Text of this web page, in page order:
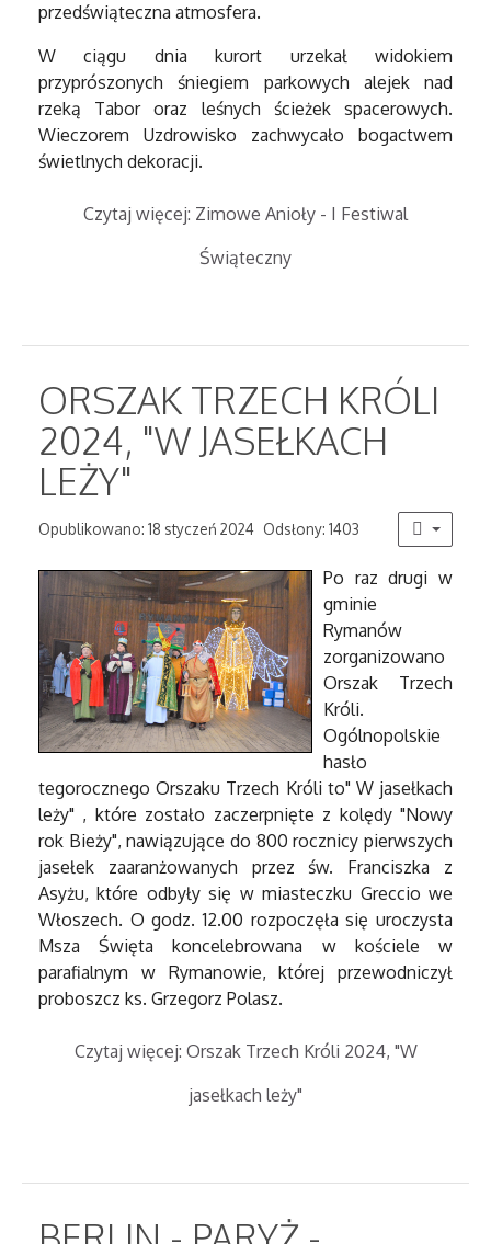
przedświąteczna atmosfera.
W ciągu dnia kurort urzekał widokiem
przyprószonych śniegiem parkowych alejek nad
rzeką Tabor oraz leśnych ścieżek spacerowych.
Wieczorem Uzdrowisko zachwycało bogactwem
świetlnych dekoracji.
Czytaj więcej: Zimowe Anioły - I Festiwal
Świąteczny
ORSZAK TRZECH KRÓLI
2024, "W JASEŁKACH
LEŻY"
Opublikowano: 18 styczeń 2024 Odsłony: 1403
Po raz drugi w
gminie
Rymanów
zorganizowano
Orszak Trzech
Króli.
Ogólnopolskie
hasło
tegorocznego Orszaku Trzech Króli to" W jasełkach
leży" , które zostało zaczerpnięte z kolędy "Nowy
rok Bieży", nawiązujące do 800 rocznicy pierwszych
jasełek zaaranżowanych przez św. Franciszka z
Asyżu, które odbyły się w miasteczku Greccio we
Włoszech. O godz. 12.00 rozpoczęła się uroczysta
Msza Święta koncelebrowana w kościele w
parafialnym w Rymanowie, której przewodniczył
proboszcz ks. Grzegorz Polasz.
Czytaj więcej: Orszak Trzech Króli 2024, "W
jasełkach leży"